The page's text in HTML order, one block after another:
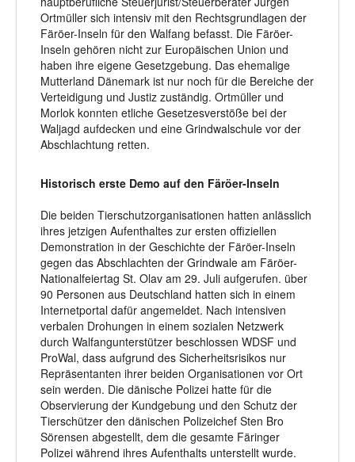
Ortmüller sich intensiv mit den Rechtsgrundlagen der
Färöer-Inseln für den Walfang befasst. Die Färöer-
Inseln gehören nicht zur Europäischen Union und
haben ihre eigene Gesetzgebung. Das ehemalige
Mutterland Dänemark ist nur noch für die Bereiche der
Verteidigung und Justiz zuständig. Ortmüller und
Morlok konnten etliche Gesetzesverstöße bei der
Waljagd aufdecken und eine Grindwalschule vor der
Abschlachtung retten.
Historisch erste Demo auf den Färöer-Inseln
Die beiden Tierschutzorganisationen hatten anlässlich
ihres jetzigen Aufenthaltes zur ersten offiziellen
Demonstration in der Geschichte der Färöer-Inseln
gegen das Abschlachten der Grindwale am Färöer-
Nationalfeiertag St. Olav am 29. Juli aufgerufen. über
90 Personen aus Deutschland hatten sich in einem
Internetportal dafür angemeldet. Nach intensiven
verbalen Drohungen in einem sozialen Netzwerk
durch Walfangunterstützer beschlossen WDSF und
ProWal, dass aufgrund des Sicherheitsrisikos nur
Repräsentanten ihrer beiden Organisationen vor Ort
sein werden. Die dänische Polizei hatte für die
Observierung der Kundgebung und den Schutz der
Tierschützer den dänischen Polizeichef Sten Bro
Sörensen abgestellt, dem die gesamte Färinger
Polizei während ihres Aufenthalts unterstellt wurde.